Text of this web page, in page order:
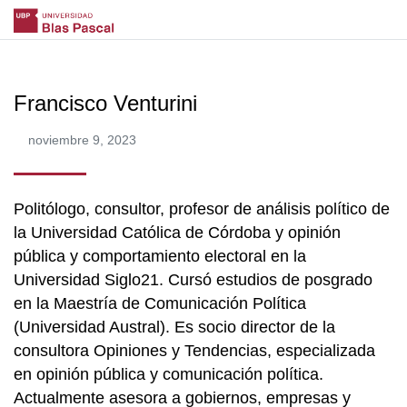
Francisco Venturini
noviembre 9, 2023
Politólogo, consultor, profesor de análisis político de
la Universidad Católica de Córdoba y opinión
pública y comportamiento electoral en la
Universidad Siglo21. Cursó estudios de posgrado
en la Maestría de Comunicación Política
(Universidad Austral). Es socio director de la
consultora Opiniones y Tendencias, especializada
en opinión pública y comunicación política.
Actualmente asesora a gobiernos, empresas y